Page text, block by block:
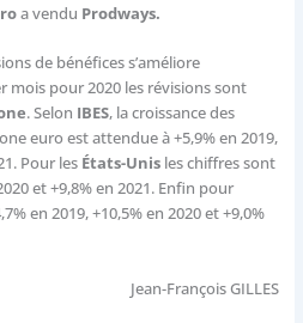
a vendu Prodways.
de bénéfices s’améliore
mois pour 2020 les révisions sont
. Selon IBES, la croissance des
euro est attendue à +5,9% en 2019,
Pour les États-Unis les chiffres sont
et +9,8% en 2021. Enfin pour
en 2019, +10,5% en 2020 et +9,0%
Jean-François GILLES